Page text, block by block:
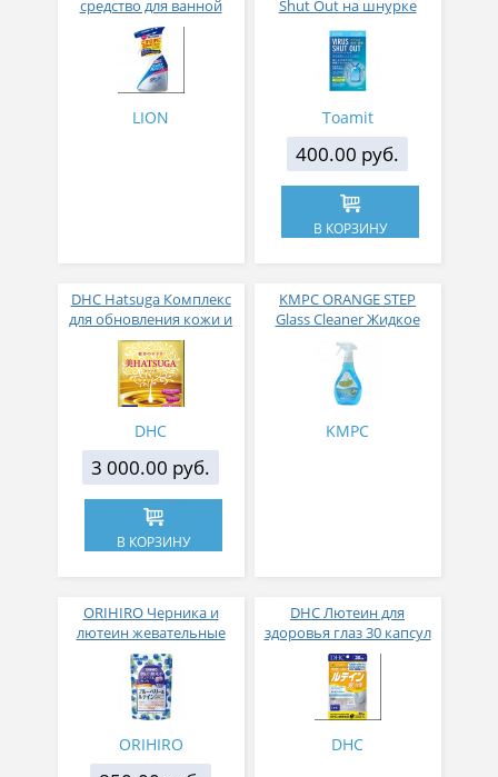
средство для ванной
комнаты быстрого
действия с ароматом
мыла 500 мл
LION
Shut Out на шнурке
Toamit
400.00 руб.
В КОРЗИНУ
DHC Hatsuga Комплекс
для обновления кожи и
волос № 60
DHC
3 000.00 руб.
В КОРЗИНУ
KMPC ORANGE STEP
Glass Cleaner Жидкое
средство для стекол с
апельсиновым маслом
600 мл
KMPC
ORIHIRO Черника и
лютеин жевательные
витамины для глаз со
вкусом черники № 120
ORIHIRO
DHC Лютеин для
здоровья глаз 30 капсул
на 30 дней приема
DHC